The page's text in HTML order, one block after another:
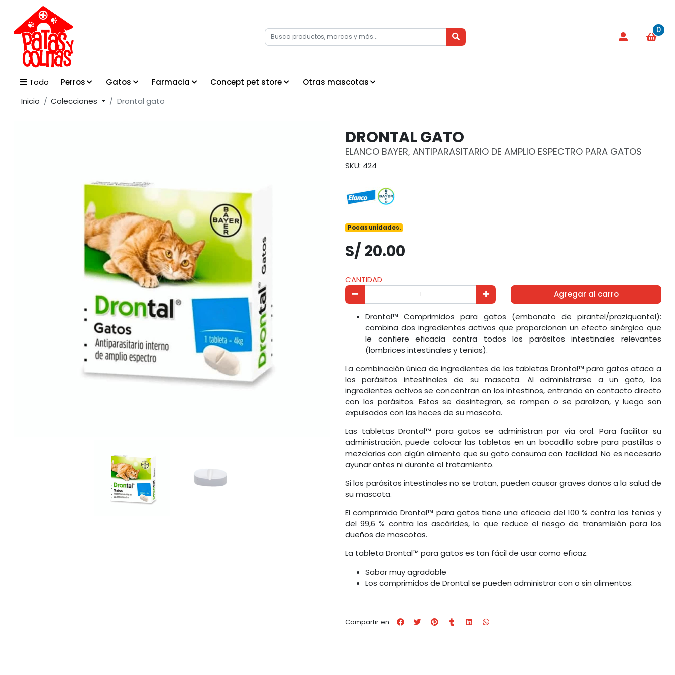
0
Todo Perros Gatos Farmacia Concept pet store
Otras mascotas
Inicio
Colecciones Drontal gato
DRONTAL GATO
ELANCO BAYER, ANTIPARASITARIO DE AMPLIO ESPECTRO PARA GATOS
SKU: 424
Pocas unidades.
S/ 20.00
CANTIDAD
Agregar al carro
Drontal™ Comprimidos para gatos (embonato de pirantel/praziquantel):
combina dos ingredientes activos que proporcionan un efecto sinérgico que
le confiere eficacia contra todos los parásitos intestinales relevantes
(lombrices intestinales y tenias).
La combinación única de ingredientes de las tabletas Drontal™ para gatos ataca a
los parásitos intestinales de su mascota. Al administrarse a un gato, los
ingredientes activos se concentran en los intestinos, entrando en contacto directo
con los parásitos. Estos se desintegran, se rompen o se paralizan, y luego son
expulsados con las heces de su mascota.
Las tabletas Drontal™ para gatos se administran por vía oral. Para facilitar su
administración, puede colocar las tabletas en un bocadillo sobre para pastillas o
mezclarlas con algún alimento que su gato consuma con facilidad. No es necesario
ayunar antes ni durante el tratamiento.
Si los parásitos intestinales no se tratan, pueden causar graves daños a la salud de
su mascota.
El comprimido Drontal™ para gatos tiene una eficacia del 100 % contra las tenias y
del 99,6 % contra los ascárides, lo que reduce el riesgo de transmisión para los
dueños de mascotas.
La tableta Drontal™ para gatos es tan fácil de usar como eficaz.
Sabor muy agradable
Los comprimidos de Drontal se pueden administrar con o sin alimentos.
Compartir en: